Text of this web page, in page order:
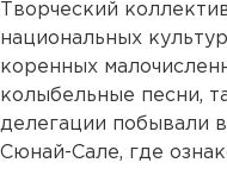
Творческий
национальных
коренных
колыбельные песни,
делегации побывали
Сюнай-Сале, где